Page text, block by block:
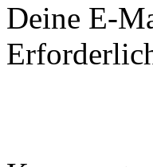
Deine E-